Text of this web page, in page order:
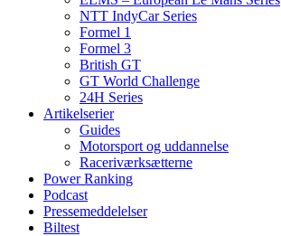
NTT IndyCar Series
Formel 1
Formel 3
British GT
GT World Challenge
24H Series
Artikelserier
Guides
Motorsport og uddannelse
Raceriværksætterne
Power Ranking
Podcast
Pressemeddelelser
Biltest